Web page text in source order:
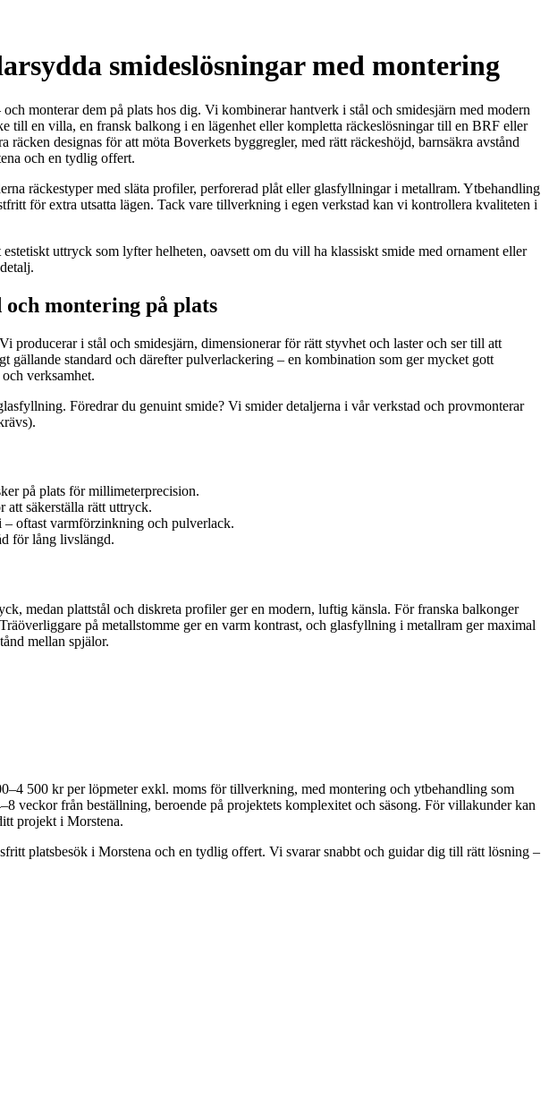
smideslösningar med montering
monterar dem på plats hos dig. Vi kombinerar hantverk i stål och smidesjärn med modern
till en villa, en fransk balkong i en lägenhet eller kompletta räckeslösningar till en BRF eller
designas för att möta Boverkets byggregler, med rätt räckeshöjd, barnsäkra avstånd
och en tydlig offert.
räckestyper med släta profiler, perforerad plåt eller glasfyllningar i metallram. Ytbehandling
för extra utsatta lägen. Tack vare tillverkning i egen verkstad kan vi kontrollera kvaliteten i
uttryck som lyfter helheten, oavsett om du vill ha klassiskt smide med ornament eller
montering på plats
i stål och smidesjärn, dimensionerar för rätt styvhet och laster och ser till att
standard och därefter pulverlackering – en kombination som ger mycket gott
verksamhet.
Föredrar du genuint smide? Vi smider detaljerna i vår verkstad och provmonterar
på plats för millimeterprecision.
säkerställa rätt uttryck.
oftast varmförzinkning och pulverlack.
för lång livslängd.
medan plattstål och diskreta profiler ger en modern, luftig känsla. För franska balkonger
på metallstomme ger en varm kontrast, och glasfyllning i metallram ger maximal
mellan spjälor.
500 kr per löpmeter exkl. moms för tillverkning, med montering och ytbehandling som
veckor från beställning, beroende på projektets komplexitet och säsong. För villakunder kan
projekt i Morstena.
platsbesök i Morstena och en tydlig offert. Vi svarar snabbt och guidar dig till rätt lösning –